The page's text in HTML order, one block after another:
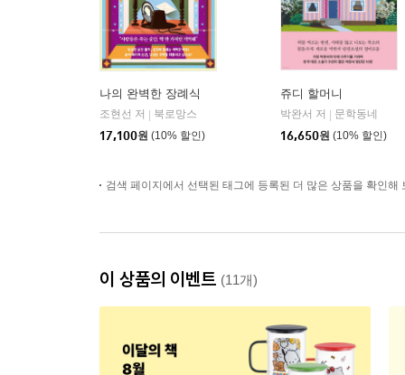
나의 완벽한 장례식
조현선 저
북로망스
17,100원 (10% 할인)
쥬디 할머니
박완서 저
문학동네
16,650원 (10% 할인)
검색 페이지에서 선택된 태그에 등록된 더 많은 상품을 확인해
이 상품의 이벤트 (11개)